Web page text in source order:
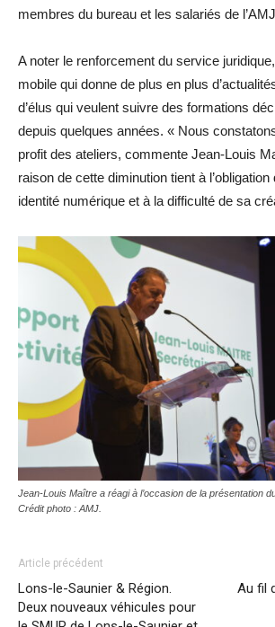
membres du bureau et les salariés de
A noter le renforcement du service
mobile qui donne de plus en plus
d’élus qui veulent suivre des formations
depuis quelques années. « Nous
profit des ateliers, commente Jean-Louis
raison de cette diminution tient à l’obligation
identité numérique et à la difficulté de sa
Jean-Louis Maître a réagi à l’occasion de la présentation
Crédit photo : AMJ.
Article précédent
Lons-le-Saunier & Région.
Deux nouveaux véhicules pour
Au fil